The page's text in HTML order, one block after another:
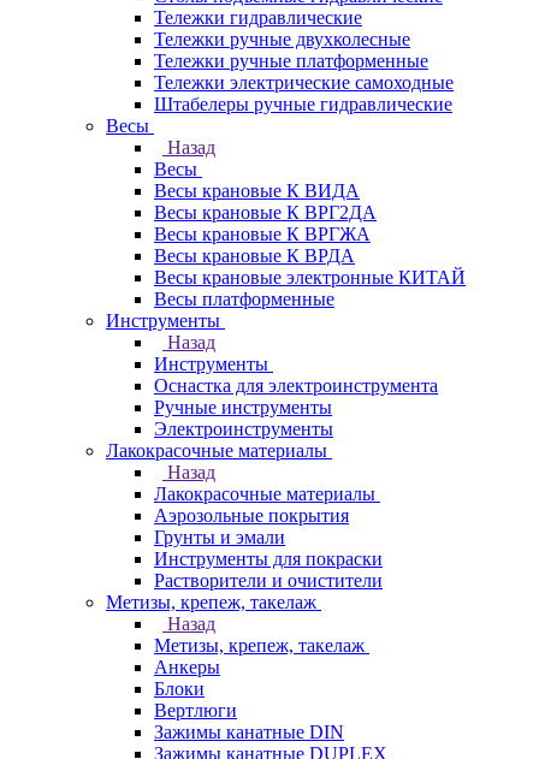
Тележки гидравлические
Тележки ручные двухколесные
Тележки ручные платформенные
Тележки электрические самоходные
Штабелеры ручные гидравлические
Весы
Назад
Весы
Весы крановые К ВИДА
Весы крановые К ВРГ2ДА
Весы крановые К ВРГЖА
Весы крановые К ВРДА
Весы крановые электронные КИТАЙ
Весы платформенные
Инструменты
Назад
Инструменты
Оснастка для электроинструмента
Ручные инструменты
Электроинструменты
Лакокрасочные материалы
Назад
Лакокрасочные материалы
Аэрозольные покрытия
Грунты и эмали
Инструменты для покраски
Растворители и очистители
Метизы, крепеж, такелаж
Назад
Метизы, крепеж, такелаж
Анкеры
Блоки
Вертлюги
Зажимы канатные DIN
Зажимы канатные DUPLEX